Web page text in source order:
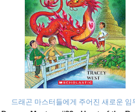
드래곤 마스터들에게 주어진 새로운 임